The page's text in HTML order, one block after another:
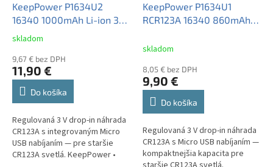
KeepPower P1634U2
16340 1000mAh Li-ion 3V
Button top s ochranou
akumulátor
Priemerné
produktu
je
2,0
hviezdičiek.
skladom
9,67 € bez DPH
11,90 €
Do košíka
Regulovaná 3 V drop-in náhrada
CR123A s integrovaným Micro
USB nabíjaním — pre staršie
CR123A svetlá. KeepPower •
KeepPower P1634U1
RCR123A 16340 860mAh
ochranou USB nabíjateľný
skladom
8,05 € bez DPH
9,90 €
Do košíka
Regulovaná 3 V drop-in náhrada
CR123A s Micro USB nabíjaním —
kompaktnejšia kapacita pre